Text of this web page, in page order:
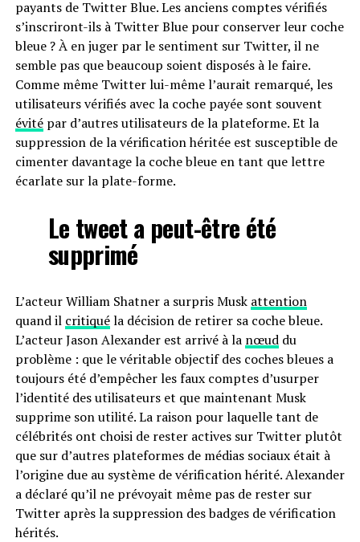
payants de Twitter Blue. Les anciens comptes vérifiés
s’inscriront-ils à Twitter Blue pour conserver leur coche
bleue ? À en juger par le sentiment sur Twitter, il ne
semble pas que beaucoup soient disposés à le faire.
Comme même Twitter lui-même l’aurait remarqué, les
utilisateurs vérifiés avec la coche payée sont souvent
évitépar d’autres utilisateurs de la plateforme. Et la
suppression de la vérification héritée est susceptible de
cimenter davantage la coche bleue en tant que lettre
écarlate sur la plate-forme.
Le tweet a peut-être été
supprimé
L’acteur William Shatner a surpris Musk attention
quand il critiquéla décision de retirer sa coche bleue.
L’acteur Jason Alexander est arrivé à la nœuddu
problème : que le véritable objectif des coches bleues a
toujours été d’empêcher les faux comptes d’usurper
l’identité des utilisateurs et que maintenant Musk
supprime son utilité. La raison pour laquelle tant de
célébrités ont choisi de rester actives sur Twitter plutôt
que sur d’autres plateformes de médias sociaux était à
l’origine due au système de vérification hérité. Alexander
a déclaré qu’il ne prévoyait même pas de rester sur
Twitter après la suppression des badges de vérification
hérités.